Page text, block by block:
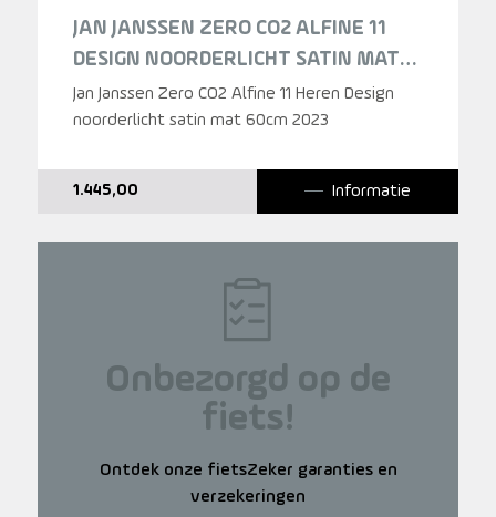
JAN JANSSEN ZERO CO2 ALFINE 11
DESIGN NOORDERLICHT SATIN MAT
HEREN 2023
Jan Janssen Zero CO2 Alfine 11 Heren Design
noorderlicht satin mat 60cm 2023
1.445,00 Informatie
Onbezorgd op de
fiets!
Ontdek onze fietsZeker garanties en
verzekeringen